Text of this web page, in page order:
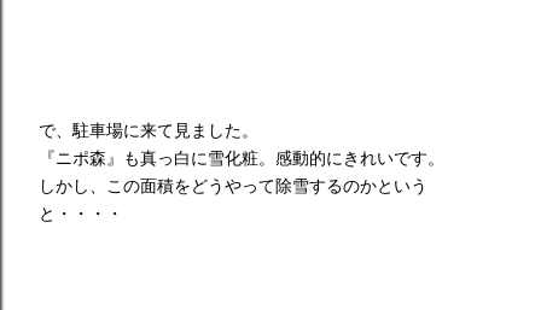
で、駐車場に来て見ました。
『ニポ森』も真っ白に雪化粧。感動的にきれいです。
しかし、この面積をどうやって除雪するのかという
と・・・・